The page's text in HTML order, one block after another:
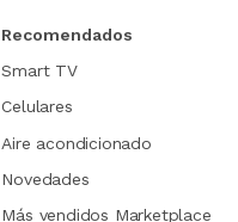
Recomendados
Smart TV
Celulares
Aire acondicionado
Novedades
Más vendidos Marketplace